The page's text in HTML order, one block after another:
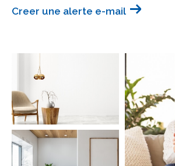
Creer une alerte e-mail
Pièces
AFFINER LES
TERRASSE PARKING
FILTRER